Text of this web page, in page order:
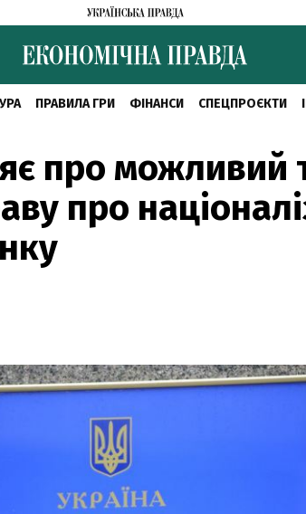
ПРАВИЛА ГРИ ФІНАНСИ СПЕЦПРОЄКТИ
про можливий
про